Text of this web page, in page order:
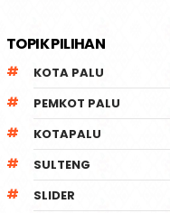
TOPIK PILIHAN
KOTA PALU
PEMKOT PALU
KOTAPALU
SULTENG
SLIDER